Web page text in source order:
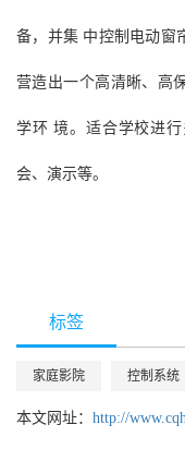
备，并集 中控制电动窗
营造出一个高清晰、高
学环 境。适合学校进
会、演示等。
标签
家庭影院 控制系统
本文网址： http://